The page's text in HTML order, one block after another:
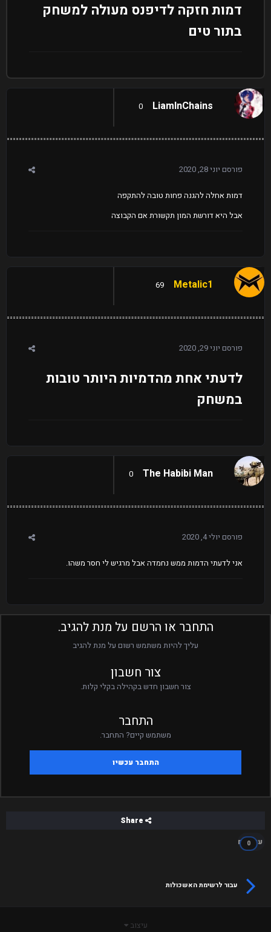
דמות חזקה לדיפנס מעולה למשחק
בתור טים
LiamInChains
0
פורסם יוני 28, 2020
דמות אחלה להגנה פחות טובה להתקפה
אבל היא דורשת המון תקשורת אם הקבוצה
Metalic1
69
פורסם יוני 29, 2020
לדעתי אחת מהדמיות היותר טובות
במשחק
The Habibi Man
0
פורסם יולי 4, 2020
אני לדעתי הדמות ממש נחמדה אבל מרגיש לי חסר משהו.
התחבר או הרשם על מנת להגיב.
עליך להיות משתמש רשום על מנת להגיב
צור חשבון
צור חשבון חדש בקהילה בקלי קלות.
התחבר
משתמש קיים? התחבר.
התחבר עכשיו
עוקבים
0
עבור לרשימת האשכולות
עיצוב